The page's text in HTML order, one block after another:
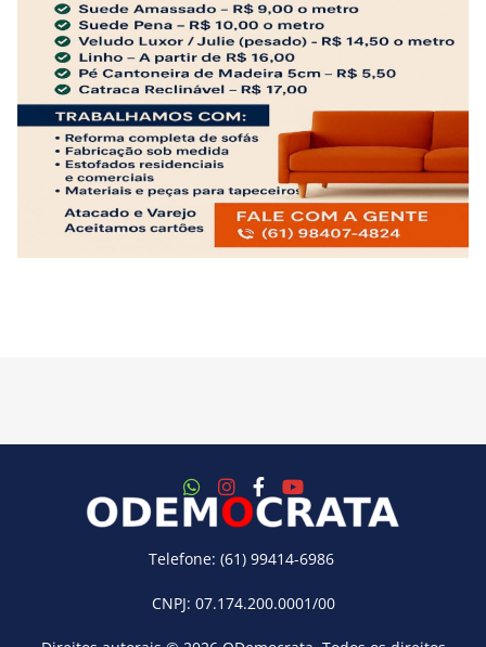
Telefone: (61) 99414-6986
CNPJ: 07.174.200.0001/00